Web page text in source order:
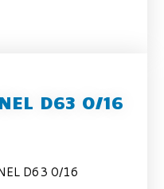
D63 0/16
D63 0/16